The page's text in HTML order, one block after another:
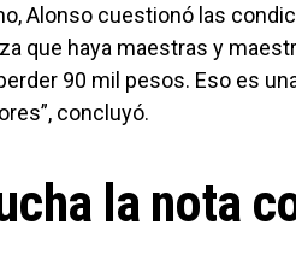
Alonso cuestionó las
que haya maestras y
90 mil pesos. Eso es
concluyó.
la nota